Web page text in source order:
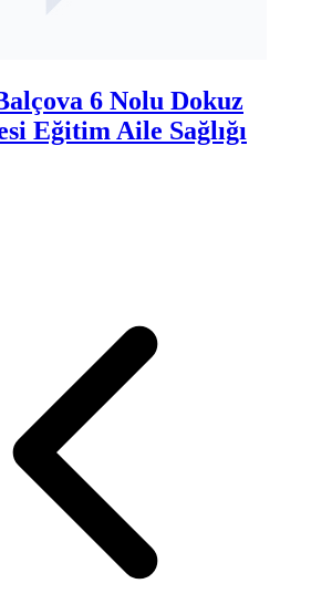
6 Nolu Dokuz
Eğitim Aile Sağlığı